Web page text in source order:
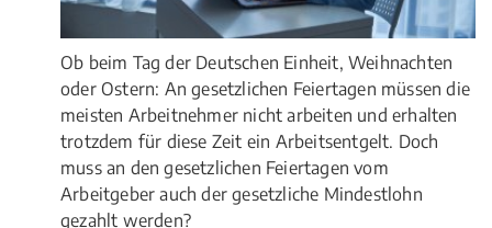
Ob beim Tag der Deutschen Einheit, Weihnachten
oder Ostern: An gesetzlichen Feiertagen müssen die
meisten Arbeitnehmer nicht arbeiten und erhalten
trotzdem für diese Zeit ein Arbeitsentgelt. Doch
muss an den gesetzlichen Feiertagen vom
Arbeitgeber auch der gesetzliche Mindestlohn
gezahlt werden?